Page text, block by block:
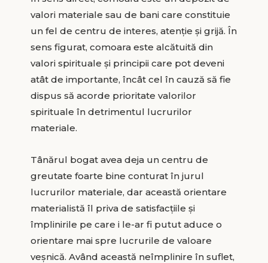
valori materiale sau de bani care constituie
un fel de centru de interes, atenție și grijă. În
sens figurat, comoara este alcătuită din
valori spirituale și principii care pot deveni
atât de importante, încât cel în cauză să fie
dispus să acorde prioritate valorilor
spirituale în detrimentul lucrurilor
materiale.
Tânărul bogat avea deja un centru de
greutate foarte bine conturat în jurul
lucrurilor materiale, dar această orientare
materialistă îl priva de satisfacțiile și
împlinirile pe care i le-ar fi putut aduce o
orientare mai spre lucrurile de valoare
veșnică. Având această neîmplinire în suflet,